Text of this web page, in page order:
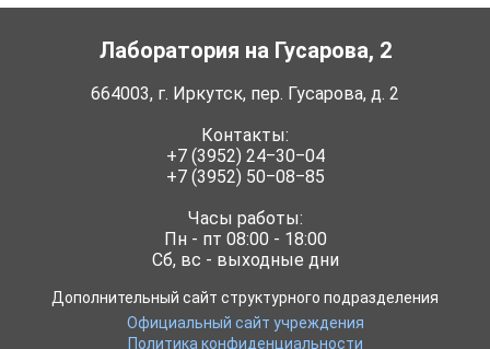
Лаборатория на Гусарова, 2
664003, г. Иркутск, пер. Гусарова, д. 2
Контакты:
+7 (3952) 24‒30‒04
+7 (3952) 50‒08‒85
Часы работы:
Пн - пт 08:00 - 18:00
Сб, вс - выходные дни
Дополнительный сайт структурного подразделения
Официальный сайт учреждения
Политика конфиденциальности